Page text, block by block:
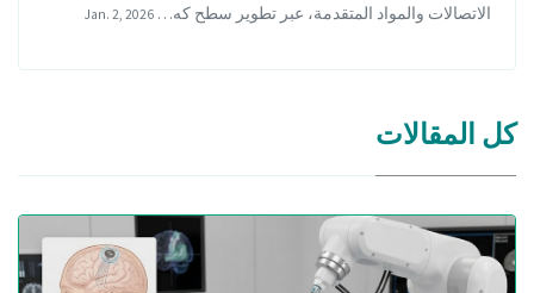
الاتصالات والمواد المتقدمة، عبر تطوير سطح كه… Jan. 2, 2026
كل المقالات